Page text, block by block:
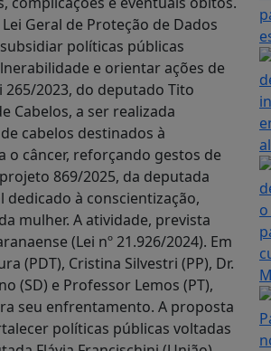
Geral de Proteção de Dados
políticas públicas
e orientar ações de
2023, do deputado Tito
Cabelos, a ser realizada
cabelos destinados à
câncer, reforçando gestos de
869/2025, da deputada
dedicado à conscientização,
mulher. A atividade, prevista
(Lei nº 21.926/2024). Em
(PDT), Cristina Silvestri (PP), Dr.
(SD) e Professor Lemos (PT),
seu enfrentamento. A proposta
políticas públicas voltadas